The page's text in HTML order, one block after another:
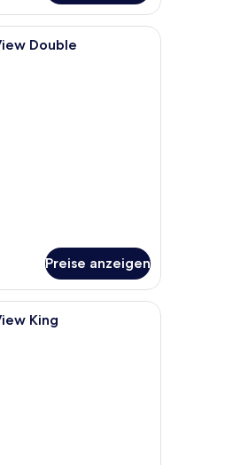
und einem fenster mit Vorhängen.
Hotelzimmer mit einem großen Bett,
Double
Preise anzeigen
und einem Palmen-Gemälde.
Hotelzimmer mit Bett, Sofa, einem
King